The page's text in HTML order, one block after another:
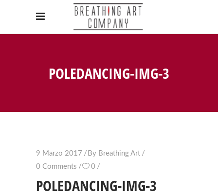
POLEDANCING-IMG-3
9 Marzo 2017 By Breathing Art
0 Comments
0
POLEDANCING-IMG-3